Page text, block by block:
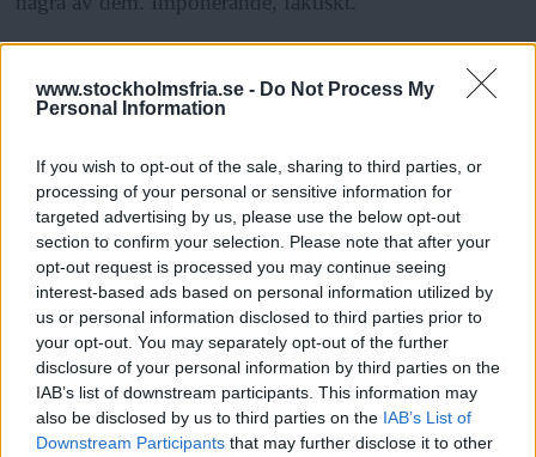
www.stockholmsfria.se - Do Not Process My
Personal Information
If you wish to opt-out of the sale, sharing to third parties, or
processing of your personal or sensitive information for
targeted advertising by us, please use the below opt-out
section to confirm your selection. Please note that after your
opt-out request is processed you may continue seeing
interest-based ads based on personal information utilized by
us or personal information disclosed to third parties prior to
your opt-out. You may separately opt-out of the further
disclosure of your personal information by third parties on the
IAB’s list of downstream participants. This information may
also be disclosed by us to third parties on the IAB’s List of
Downstream Participants that may further disclose it to other
Off Radar
Var: Hemligt
Kostnad: Ännu okänd
Techno- och housefestival på hemlig ort, det vill säga
platsen utannonseras när det närmar sig, och då gäller
det att vara invigd. DJ Seinfeld, Tilliander, Jin Mustafa
och Vlada syns hittills bland bokningarna. Är du ett
fan, besök hemsidan för att bli medlem.